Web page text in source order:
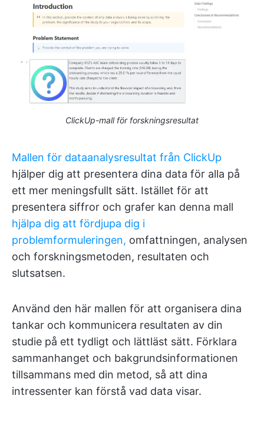
ClickUp-mall för forskningsresultat
Mallen för dataanalysresultat från ClickUp
hjälper dig att presentera dina data för alla på
ett mer meningsfullt sätt. Istället för att
presentera siffror och grafer kan denna mall
hjälpa dig att fördjupa dig i
problemformuleringen, omfattningen, analysen
och forskningsmetoden, resultaten och
slutsatsen.
Använd den här mallen för att organisera dina
tankar och kommunicera resultaten av din
studie på ett tydligt och lättläst sätt. Förklara
sammanhanget och bakgrundsinformationen
tillsammans med din metod, så att dina
intressenter kan förstå vad data visar.